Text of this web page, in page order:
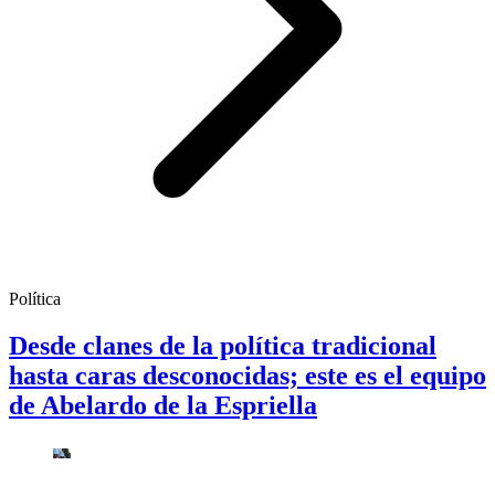
Política
Desde clanes de la política tradicional
hasta caras desconocidas; este es el equipo
de Abelardo de la Espriella